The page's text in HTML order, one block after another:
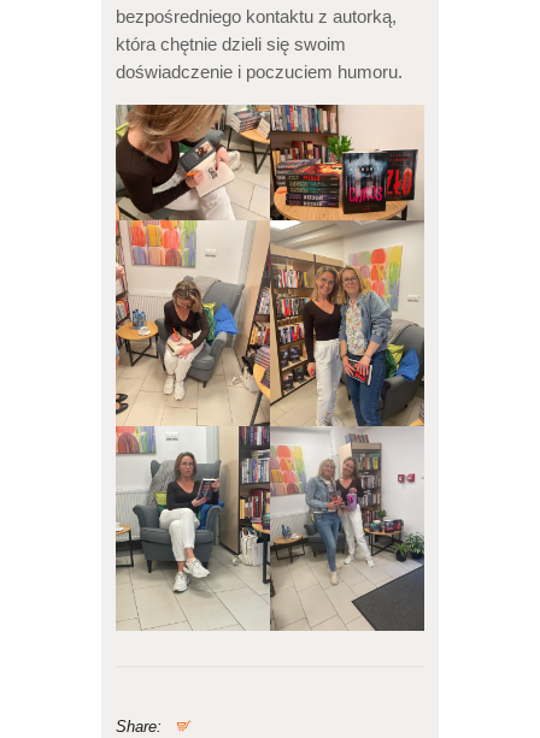
bezpośredniego kontaktu z autorką,
która chętnie dzieli się swoim
doświadczenie i poczuciem humoru.
Share: